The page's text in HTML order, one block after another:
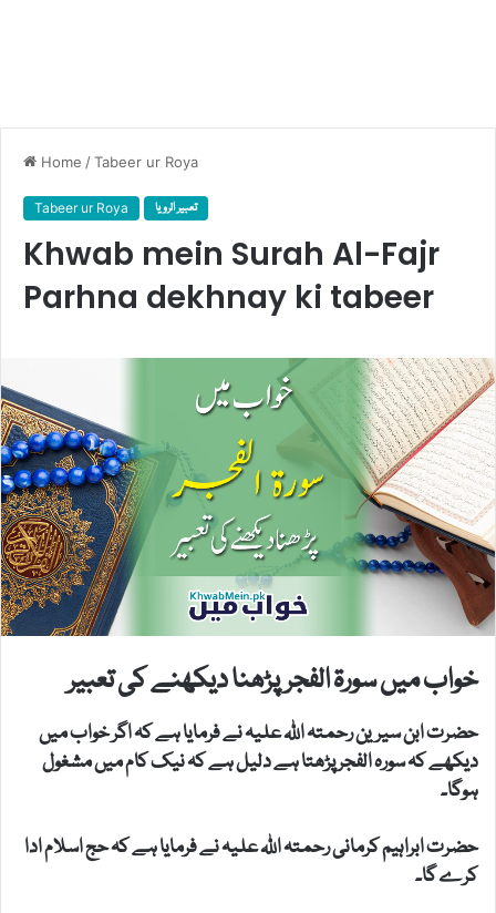
Home /Tabeer ur Roya
Tabeer ur Roya تعبیر الرویا
Khwab mein Surah Al-Fajr
Parhna dekhnay ki tabeer
خواب میں سورۃ الفجرپڑھنا دیکھنے کی تعبیر
حضرت ابن سیرین رحمتہ اللہ علیہ نے فرمایا ہے کہ اگر خواب میں
دیکھے کہ سورہ الفجر پڑھتا ہے دلیل ہے کہ نیک کام میں مشغول
ہوگا۔
حضرت ابراہیم کرمانی رحمتہ اللہ علیہ نے فرمایا ہے کہ حج اسلام ادا
کرے گا۔